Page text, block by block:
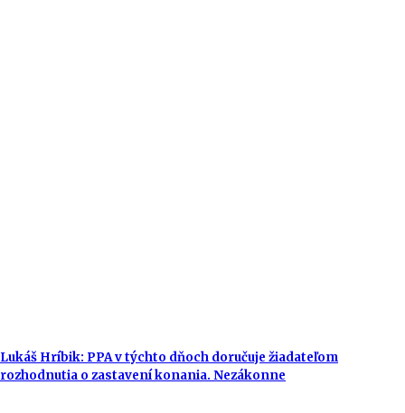
Lukáš Hríbik: PPA v týchto dňoch doručuje žiadateľom
rozhodnutia o zastavení konania. Nezákonne